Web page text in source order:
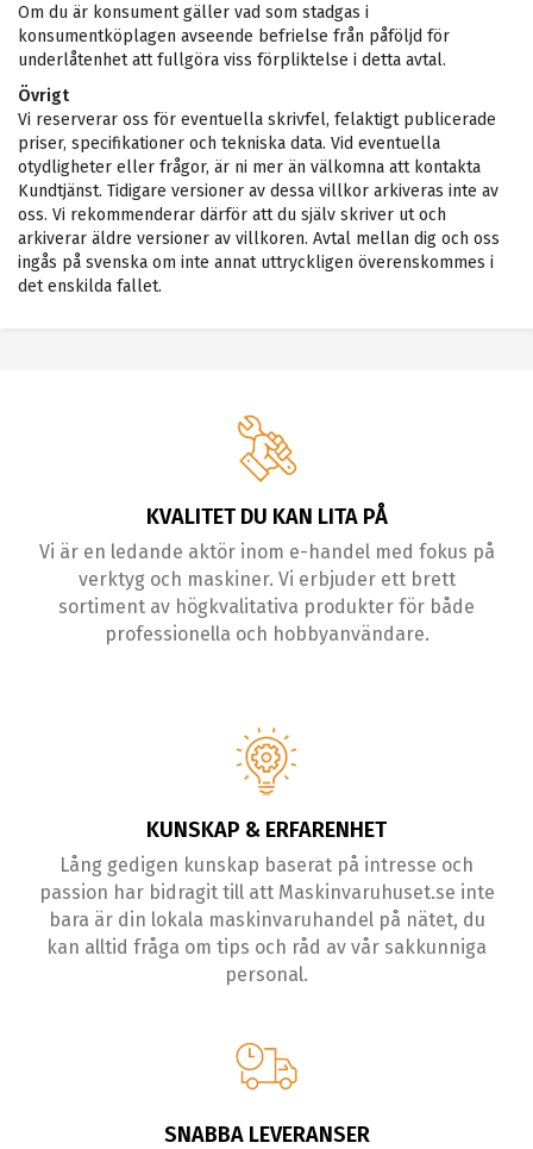
Om du är konsument gäller vad som stadgas i
konsumentköplagen avseende befrielse från påföljd för
underlåtenhet att fullgöra viss förpliktelse i detta avtal.
Övrigt
Vi reserverar oss för eventuella skrivfel, felaktigt publicerade
priser, specifikationer och tekniska data. Vid eventuella
otydligheter eller frågor, är ni mer än välkomna att kontakta
Kundtjänst. Tidigare versioner av dessa villkor arkiveras inte av
oss. Vi rekommenderar därför att du själv skriver ut och
arkiverar äldre versioner av villkoren. Avtal mellan dig och oss
ingås på svenska om inte annat uttryckligen överenskommes i
det enskilda fallet.
KVALITET DU KAN LITA PÅ
Vi är en ledande aktör inom e-handel med fokus på
verktyg och maskiner. Vi erbjuder ett brett
sortiment av högkvalitativa produkter för både
professionella och hobbyanvändare.
KUNSKAP & ERFARENHET
Lång gedigen kunskap baserat på intresse och
passion har bidragit till att Maskinvaruhuset.se inte
bara är din lokala maskinvaruhandel på nätet, du
kan alltid fråga om tips och råd av vår sakkunniga
personal.
SNABBA LEVERANSER